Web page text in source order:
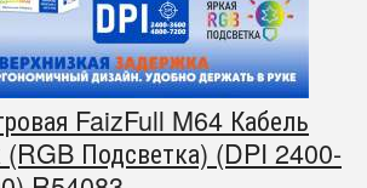
FaizFull M64 Кабель
Подсветка) (DPI 2400-